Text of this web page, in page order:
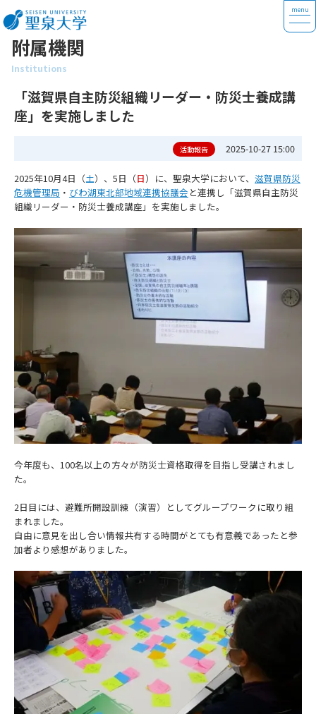
附属機関
Institutions
「滋賀県自主防災組織リーダー・防災士養成講
座」を実施しました
活動報告 2025-10-27 15:00
2025年10月4日（土）、5日（日）に、聖泉大学において、 滋賀県防災
危機管理局 ・ びわ湖東北部地域連携協議会 と連携し「滋賀県自主防災
組織リーダー・防災士養成講座」を実施しました。
今年度も、100名以上の方々が防災士資格取得を目指し受講されまし
た。
2日目には、避難所開設訓練（演習）としてグループワークに取り組
まれました。
自由に意見を出し合い情報共有する時間がとても有意義であったと参
加者より感想がありました。